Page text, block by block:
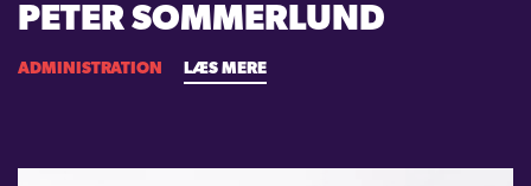
PETER SOMMERLUND
ADMINISTRATION LÆS MERE